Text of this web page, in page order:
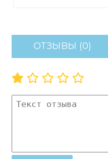
ОТЗЫВЫ (0)